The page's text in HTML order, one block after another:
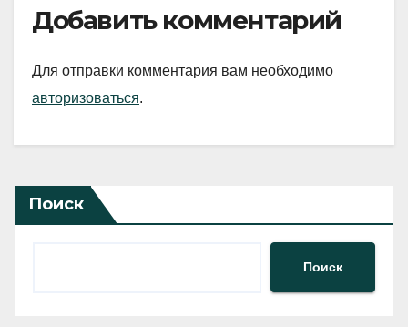
Добавить комментарий
Для отправки комментария вам необходимо
авторизоваться.
Поиск
Поиск